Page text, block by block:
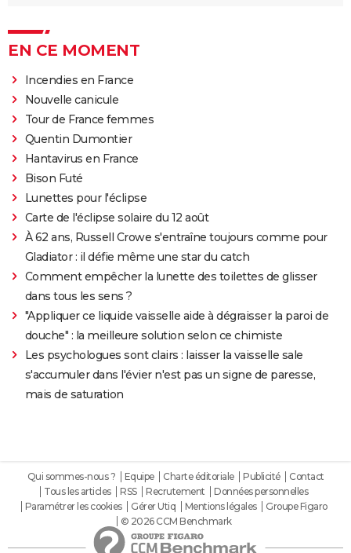
EN CE MOMENT
Incendies en France
Nouvelle canicule
Tour de France femmes
Quentin Dumontier
Hantavirus en France
Bison Futé
Lunettes pour l'éclipse
Carte de l'éclipse solaire du 12 août
À 62 ans, Russell Crowe s'entraîne toujours comme pour
Gladiator : il défie même une star du catch
Comment empêcher la lunette des toilettes de glisser
dans tous les sens ?
"Appliquer ce liquide vaisselle aide à dégraisser la paroi de
douche" : la meilleure solution selon ce chimiste
Les psychologues sont clairs : laisser la vaisselle sale
s'accumuler dans l'évier n'est pas un signe de paresse,
mais de saturation
Qui sommes-nous ? Equipe Charte éditoriale Publicité
Contact
Tous les articles
RSS Recrutement
Données personnelles
Paramétrer les cookies
Gérer Utiq Mentions légales
Groupe Figaro
© 2026 CCM Benchmark